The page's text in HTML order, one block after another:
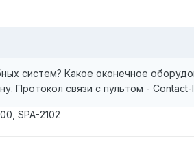
систем? Какое оконечное
Протокол связи с пультом - Contact-
SPA-2102